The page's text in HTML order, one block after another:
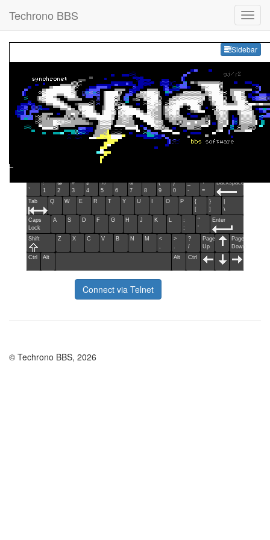
Techrono BBS
Sidebar
~
`
!
1
@
2
#
3
$
4
%
5
^
6
&
7
*
8
(
9
)
0
_
-
+
=
Backspace
Tab Q W E R T Y U O P
{
[
}
]
\
Caps
Lock
A S D F G H J K L
:
;
"
'
Enter
Shift Z X C V B N M
<
,
>
.
?
/
Page
Up
Page
Down
Ctrl
Alt Alt Ctrl
Connect via Telnet
© Techrono BBS, 2026